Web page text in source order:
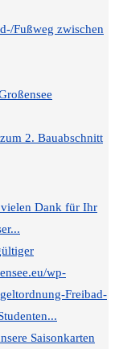
Fußweg zwischen
2. Bauabschnitt
vielen Dank für Ihr
wp-
Freibad-
Saisonkarten